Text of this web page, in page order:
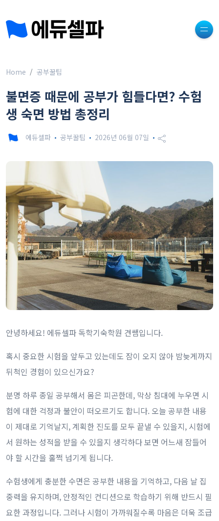
Home 공부꿀팁
불면증 때문에 공부가 힘들다면? 수험
생 숙면 방법 총정리
에듀셀파 공부꿀팁 2026년 06월 07일
안녕하세요! 에듀셀파 독학기숙학원 견쌤입니다.
혹시 중요한 시험을 앞두고 있는데도 잠이 오지 않아 밤늦게까지
뒤척인 경험이 있으신가요?
분명 하루 종일 공부해서 몸은 피곤한데, 막상 침대에 누우면 시
험에 대한 걱정과 불안이 떠오르기도 합니다. 오늘 공부한 내용
이 제대로 기억날지, 계획한 진도를 모두 끝낼 수 있을지, 시험에
서 원하는 성적을 받을 수 있을지 생각하다 보면 어느새 잠들어
야 할 시간을 훌쩍 넘기게 됩니다.
수험생에게 충분한 수면은 공부한 내용을 기억하고, 다음 날 집
중력을 유지하며, 안정적인 컨디션으로 학습하기 위해 반드시 필
요한 과정입니다. 그러나 시험이 가까워질수록 마음은 더욱 조급